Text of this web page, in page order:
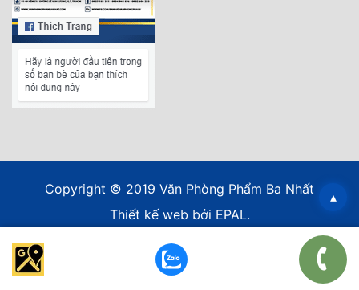
Copyright © 2019 Văn Phòng Phẩm Ba Nhất
Thiết kế web bởi EPAL.
▴